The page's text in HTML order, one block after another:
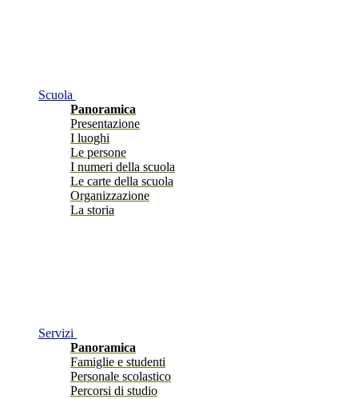
Scuola
Panoramica
Presentazione
I luoghi
Le persone
I numeri della scuola
Le carte della scuola
Organizzazione
La storia
Servizi
Panoramica
Famiglie e studenti
Personale scolastico
Percorsi di studio